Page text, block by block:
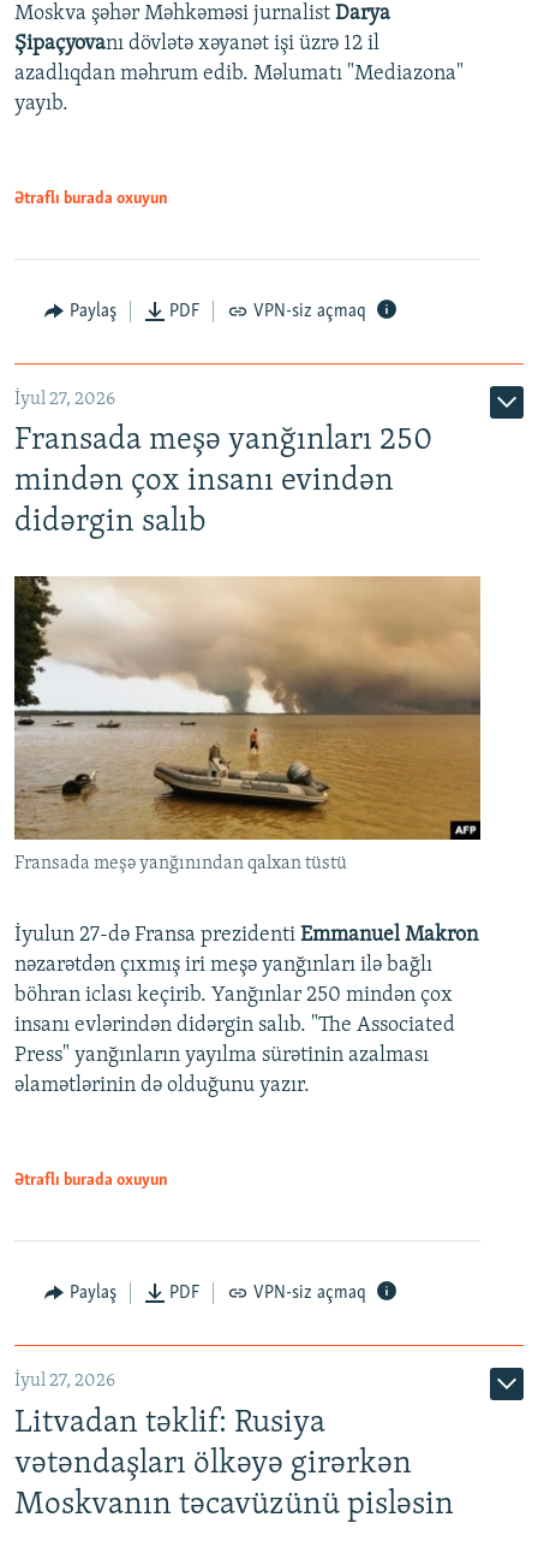
Moskva şəhər Məhkəməsi jurnalist Darya
Şipaçyovanı dövlətə xəyanət işi üzrə 12 il
azadlıqdan məhrum edib. Məlumatı "Mediazona"
yayıb.
Ətraflı burada oxuyun
Paylaş PDF VPN-siz açmaq
İyul 27, 2026
Fransada meşə yanğınları 250
mindən çox insanı evindən
didərgin salıb
Fransada meşə yanğınından qalxan tüstü
İyulun 27-də Fransa prezidenti Emmanuel Makron
nəzarətdən çıxmış iri meşə yanğınları ilə bağlı
böhran iclası keçirib. Yanğınlar 250 mindən çox
insanı evlərindən didərgin salıb. "The Associated
Press" yanğınların yayılma sürətinin azalması
əlamətlərinin də olduğunu yazır.
Ətraflı burada oxuyun
Paylaş PDF VPN-siz açmaq
İyul 27, 2026
Litvadan təklif: Rusiya
vətəndaşları ölkəyə girərkən
Moskvanın təcavüzünü pisləsin